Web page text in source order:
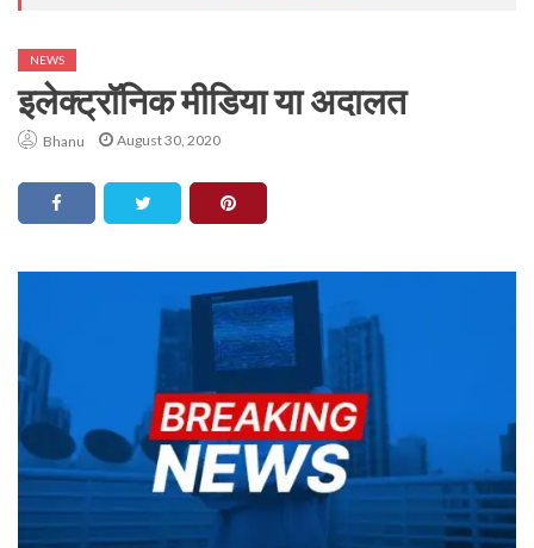
NEWS
इलेक्ट्रॉनिक मीडिया या अदालत
Bhanu August 30, 2020